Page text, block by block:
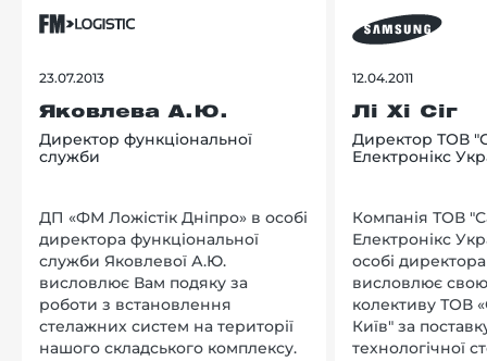
23.07.2013
Яковлева А.Ю.
Директор функціональної
служби
ДП «ФМ Ложістік Дніпро» в особі
директора функціональної
служби Яковлевої А.Ю.
висловлює Вам подяку за
роботи з встановлення
стелажних систем на території
нашого складського комплексу.
12.04.2011
Лі Хі Сіг
Директор ТОВ
Електронікс
Компанія ТОВ
Електронікс
особі
висловлює
колективу ТОВ
Київ" за
технологічної